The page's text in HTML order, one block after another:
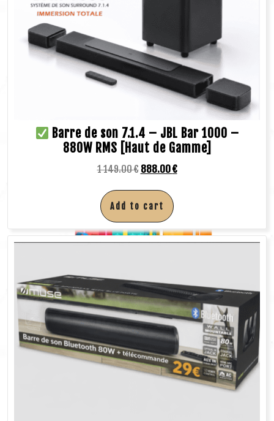
Barre de son 7.1.4 – JBL Bar 1000 –
880W RMS [Haut de Gamme]
1 149.00€ 888.00€
Add to cart